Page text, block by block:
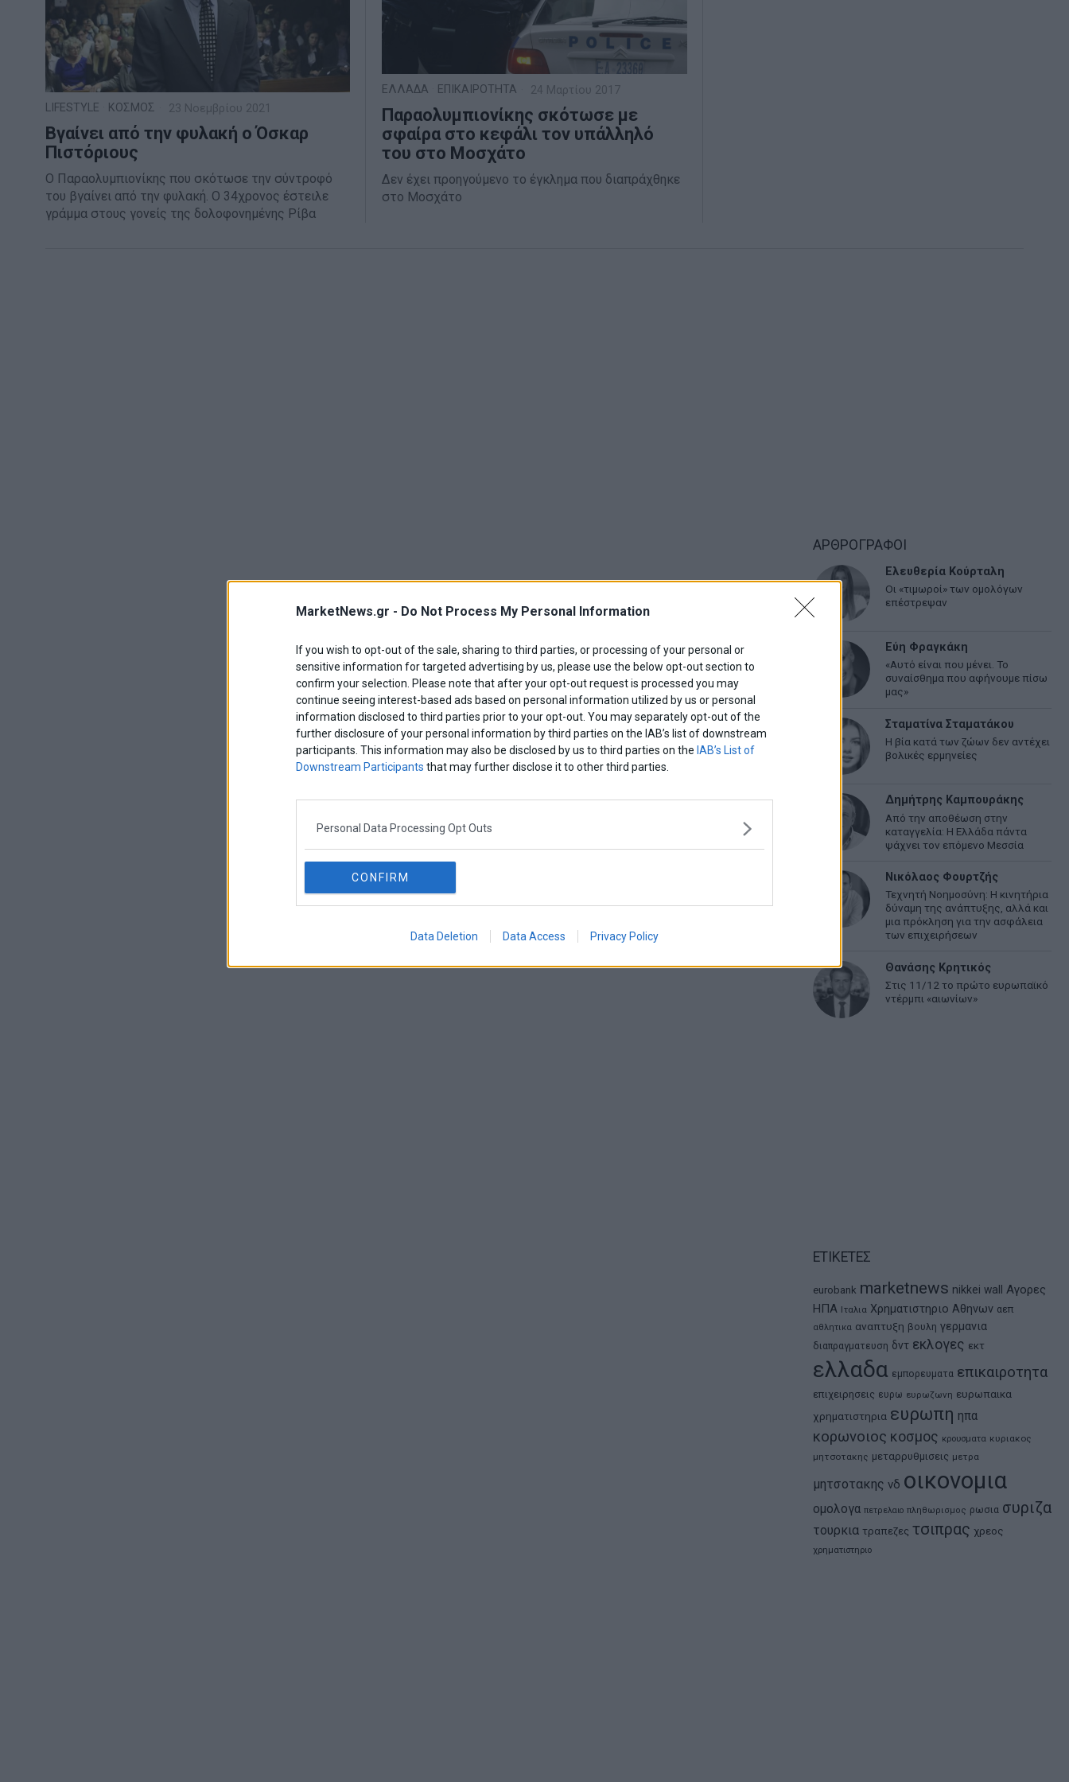
MarketNews.gr - Do Not Process My Personal Information
If you wish to opt-out of the sale, sharing to third parties, or processing of your personal or
sensitive information for targeted advertising by us, please use the below opt-out section to
confirm your selection. Please note that after your opt-out request is processed you may
continue seeing interest-based ads based on personal information utilized by us or personal
information disclosed to third parties prior to your opt-out. You may separately opt-out of the
further disclosure of your personal information by third parties on the IAB’s list of downstream
participants. This information may also be disclosed by us to third parties on the IAB’s List of
Downstream Participants that may further disclose it to other third parties.
Personal Data Processing Opt Outs
CONFIRM
Data Deletion Data Access Privacy Policy
LIFESTYLE ΚΟΣΜΟΣ 23 Νοεμβρίου 2021
Βγαίνει από την φυλακή ο Όσκαρ
Πιστόριους
Ο Παραολυμπιονίκης που σκότωσε την σύντροφό
του βγαίνει από την φυλακή. Ο 34χρονος έστειλε
γράμμα στους γονείς της δολοφονημένης Ρίβα
ΕΛΛΑΔΑ ΕΠΙΚΑΙΡΟΤΗΤΑ 24 Μαρτίου 2017
Παραολυμπιονίκης σκότωσε με
σφαίρα στο κεφάλι τον υπάλληλό
του στο Μοσχάτο
Δεν έχει προηγούμενο το έγκλημα που διαπράχθηκε
στο Μοσχάτο
ΑΡΘΡΟΓΡΑΦΟΙ
Ελευθερία Κούρταλη
Οι «τιμωροί» των ομολόγων
επέστρεψαν
Εύη Φραγκάκη
«Αυτό είναι που μένει. Το
συναίσθημα που αφήνουμε πίσω
μας»
Σταματίνα Σταματάκου
Η βία κατά των ζώων δεν αντέχει
βολικές ερμηνείες
Δημήτρης Καμπουράκης
Από την αποθέωση στην
καταγγελία: Η Ελλάδα πάντα
ψάχνει τον επόμενο Μεσσία
Νικόλαος Φουρτζής
Τεχνητή Νοημοσύνη: Η κινητήρια
δύναμη της ανάπτυξης, αλλά και
μια πρόκληση για την ασφάλεια
των επιχειρήσεων
Θανάσης Κρητικός
Στις 11/12 το πρώτο ευρωπαϊκό
ντέρμπι «αιωνίων»
ΕΤΙΚΕΤΕΣ
eurobank marketnews nikkei wall Αγορες
ΗΠΑ Ιταλια Χρηματιστηριο Αθηνων αεπ
αθλητικα αναπτυξη βουλη γερμανια
διαπραγματευση δντ εκλογες εκτ
ελλαδα εμπορευματα επικαιροτητα
επιχειρησεις ευρω ευρωζωνη ευρωπαικα
χρηματιστηρια ευρωπη ηπα
κορωνοιος κοσμος κρουσματα κυριακος
μητσοτακης μεταρρυθμισεις μετρα
μητσοτακης νδ οικονομια
ομολογα πετρελαιο πληθωρισμος ρωσια συριζα
τουρκια τραπεζες τσιπρας χρεος
χρηματιστηριο